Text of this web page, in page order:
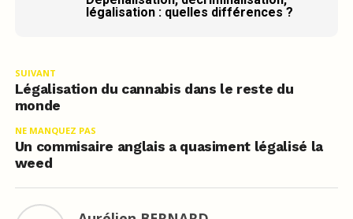
légalisation : quelles différences ?
SUIVANT
Légalisation du cannabis dans le reste du
monde
NE MANQUEZ PAS
Un commisaire anglais a quasiment légalisé la
weed